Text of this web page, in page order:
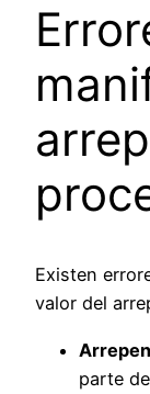
Existen
valor del
parte